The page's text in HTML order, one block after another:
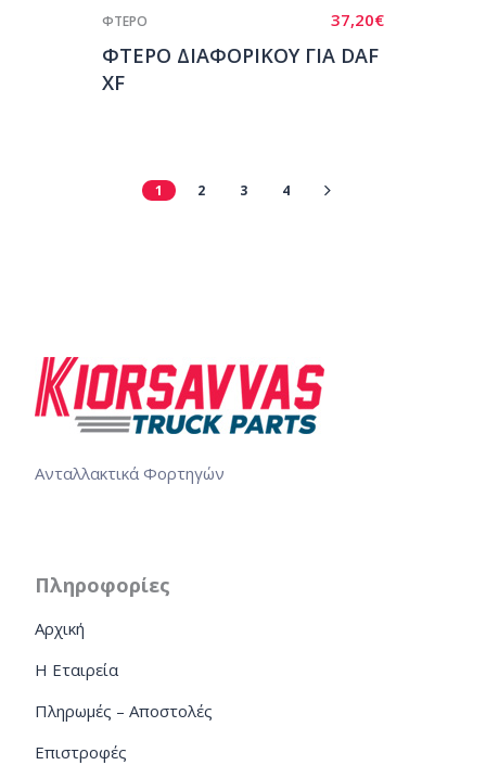
37,20€
ΦΤΕΡΟ
ΦΤΕΡΟ ΔΙΑΦΟΡΙΚΟΥ ΓΙΑ DAF
XF
1 2 3 4
Ανταλλακτικά Φορτηγών
Πληροφορίες
Αρχική
Η Εταιρεία
Πληρωμές – Αποστολές
Επιστροφές